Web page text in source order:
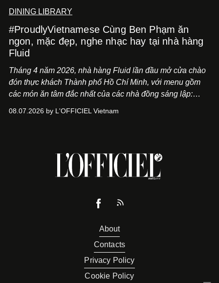
DINING LIBRARY
#ProudlyVietnamese Cùng Ben Phạm ăn
ngon, mặc đẹp, nghe nhạc hay tại nhà hàng
Fluid
Tháng 4 năm 2026, nhà hàng Fluid lần đầu mở cửa chào
đón thực khách Thành phố Hồ Chí Minh, với menu gồm
các món ăn tâm đắc nhất của các nhà đồng sáng lập:
08.07.2026 by L'OFFICIEL Vietnam
About
Contacts
Privacy Policy
Cookie Policy